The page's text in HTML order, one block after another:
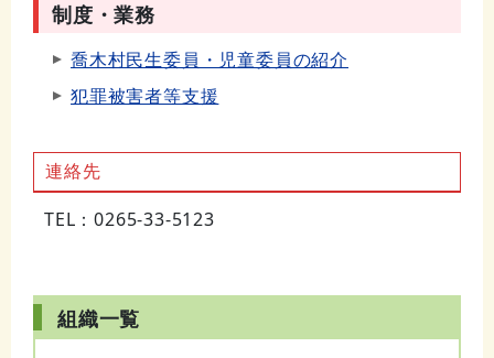
制度・業務
喬木村民生委員・児童委員の紹介
犯罪被害者等支援
連絡先
TEL：0265-33-5123
組織一覧